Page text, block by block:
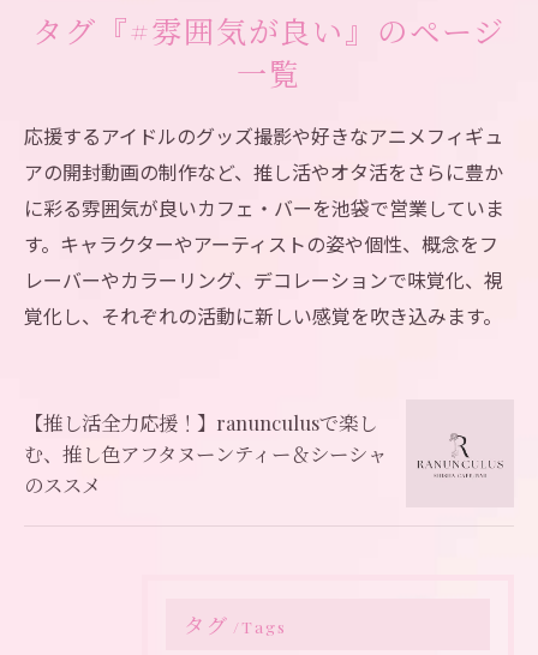
タグ『#雰囲気が良い』のページ
一覧
応援するアイドルのグッズ撮影や好きなアニメフィギュ
アの開封動画の制作など、推し活やオタ活をさらに豊か
に彩る雰囲気が良いカフェ・バーを池袋で営業していま
す。キャラクターやアーティストの姿や個性、概念をフ
レーバーやカラーリング、デコレーションで味覚化、視
覚化し、それぞれの活動に新しい感覚を吹き込みます。
【推し活全力応援！】ranunculusで楽し
む、推し色アフタヌーンティー＆シーシャ
のススメ
タグ Tags